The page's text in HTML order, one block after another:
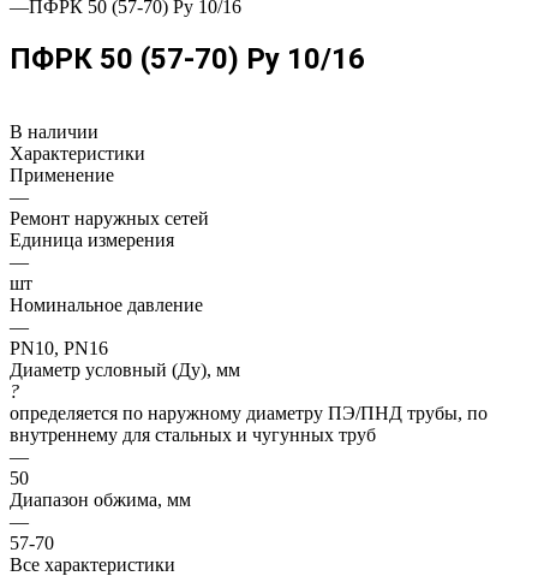
—ПФРК 50 (57-70) Ру 10/16
ПФРК 50 (57-70) Ру 10/16
В наличии
Характеристики
Применение
—
Ремонт наружных сетей
Единица измерения
—
шт
Номинальное давление
—
PN10, PN16
Диаметр условный (Ду), мм
?
определяется по наружному диаметру ПЭ/ПНД трубы, по
внутреннему для стальных и чугунных труб
—
50
Диапазон обжима, мм
—
57-70
Все характеристики